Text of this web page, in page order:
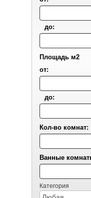
до:
Площадь м2
от:
до:
Кол-во комнат:
Ванные
Категория